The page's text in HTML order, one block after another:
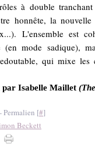
à double
honnête, la
L'ensemble est
mode sadique),
qui mixe les
Isabelle Maillet
- Permalien [#]
Beckett